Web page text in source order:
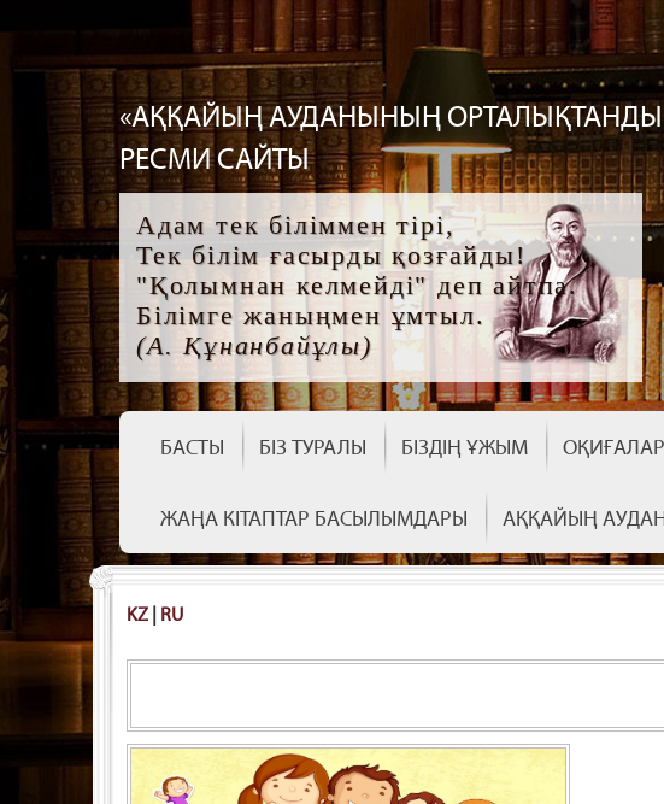
«АҚҚАЙЫҢ АУДАНЫНЫҢ
РЕСМИ САЙТЫ
Адам тек біліммен тірі,
Тек білім ғасырды қозғайды!
"Қолымнан келмейді" деп айтпа.
Білімге жаныңмен ұмтыл.
(А. Құнанбайұлы)
БАСТЫ БІЗ ТУРАЛЫ БІЗДІҢ ҰЖЫМ ОҚИҒАЛАР
ЖАҢА КІТАПТАР БАСЫЛЫМДАРЫ АҚҚАЙЫҢ
KZ RU